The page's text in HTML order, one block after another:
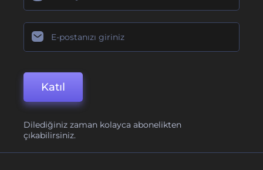
Katıl
Dilediğiniz zaman kolayca abonelikten
çıkabilirsiniz.